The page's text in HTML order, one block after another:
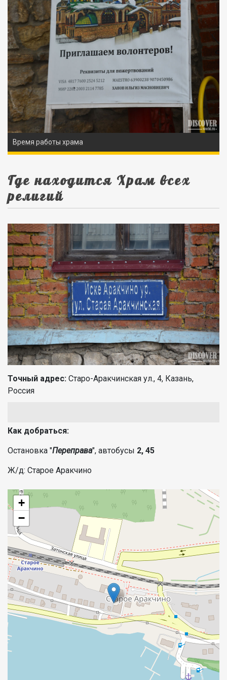
Время работы храма
Где находится Храм всех
религий
Точный адрес: Старо-Аракчинская ул., 4, Казань,
Россия
Как добраться:
Остановка "Переправа", автобусы 2, 45
Ж/д: Старое Аракчино
+
−